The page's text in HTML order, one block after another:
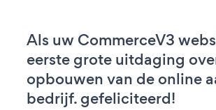
Als uw CommerceV3
eerste grote uitdaging
opbouwen van de online
bedrijf. gefeliciteerd!